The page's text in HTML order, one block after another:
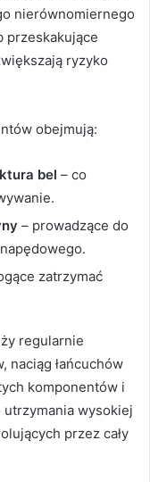
nierównomiernego
przeskakujące
ryzyko
obejmują:
bel – co
– prowadzące do
zatrzymać
regularnie
naciąg łańcuchów
komponentów i
wysokiej
przez cały